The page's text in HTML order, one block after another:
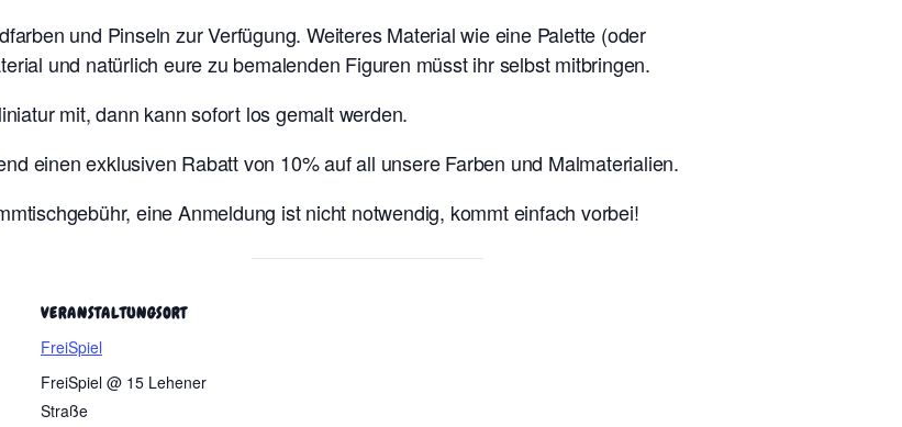
und Pinseln zur Verfügung. Weiteres Material wie eine Palette (oder
und natürlich eure zu bemalenden Figuren müsst ihr selbst mitbringen.
mit, dann kann sofort los gemalt werden.
einen exklusiven Rabatt von 10% auf all unsere Farben und Malmaterialien.
eine Anmeldung ist nicht notwendig, kommt einfach vorbei!
VERANSTALTUNGSORT
FreiSpiel
FreiSpiel @ 15 Lehener
Straße